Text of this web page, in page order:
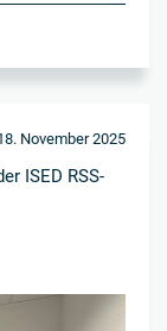
November 2025
ISED RSS-